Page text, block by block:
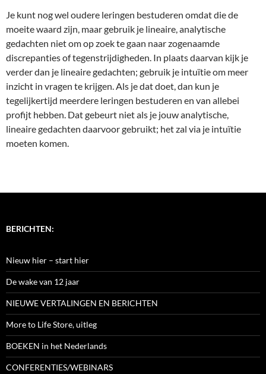
Je kunt nog wel oudere leringen bestuderen omdat die de
moeite waard zijn, maar gebruik je lineaire, analytische
gedachten niet om op zoek te gaan naar zogenaamde
discrepanties of tegenstrijdigheden. In plaats daarvan kijk je
verder dan je lineaire gedachten; gebruik je intuïtie om meer
inzicht in vragen te krijgen. Als je dat doet, dan kun je
tegelijkertijd meerdere leringen bestuderen en van allebei
profijt hebben. Dat gebeurt niet als je jouw analytische,
lineaire gedachten daarvoor gebruikt; het zal via je intuïtie
moeten komen.
BERICHTEN:
Nieuw hier – start hier
De wake van 12 jaar
NIEUWE VERTALINGEN EN BERICHTEN
More to Life Store, uitleg
BOEKEN in het Nederlands
CONFERENTIES/WEBINARS